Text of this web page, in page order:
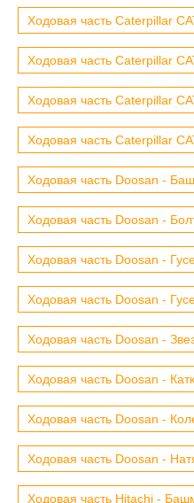
Ходовая часть Caterpillar
Ходовая часть Caterpillar
Ходовая часть Caterpillar
Ходовая часть Caterpillar
Ходовая часть Doosan -
Ходовая часть Doosan -
Ходовая часть Doosan -
Ходовая часть Doosan -
Ходовая часть Doosan -
Ходовая часть Doosan -
Ходовая часть Doosan -
Ходовая часть Doosan -
Ходовая часть Hitachi -